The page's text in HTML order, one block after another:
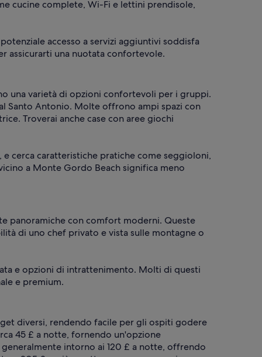
cucine complete, Wi-Fi e lettini prendisole,
accesso a servizi aggiuntivi soddisfa
assicurarti una nuotata confortevole.
una varietà di opzioni confortevoli per i gruppi.
Santo Antonio. Molte offrono ampi spazi con
Troverai anche case con aree giochi
cerca caratteristiche pratiche come seggioloni,
a Monte Gordo Beach significa meno
panoramiche con comfort moderni. Queste
di uno chef privato e vista sulle montagne o
e opzioni di intrattenimento. Molti di questi
e premium.
diversi, rendendo facile per gli ospiti godere
45 £ a notte, fornendo un'opzione
intorno ai 120 £ a notte, offrendo